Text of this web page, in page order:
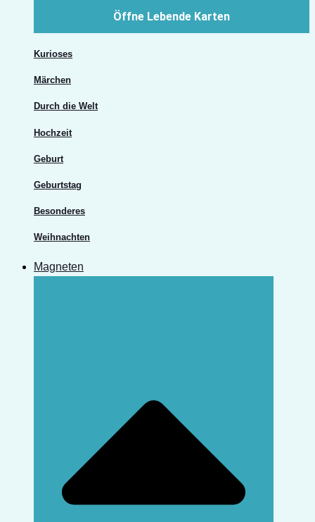
Öffne Lebende Karten
Kurioses
Märchen
Durch die Welt
Hochzeit
Geburt
Geburtstag
Besonderes
Weihnachten
Magneten